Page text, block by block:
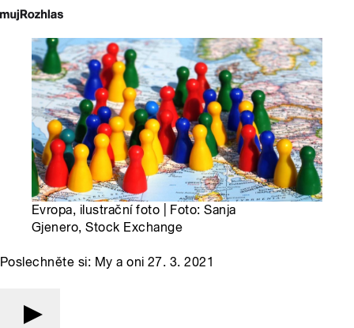
Evropa, ilustrační foto | Foto: Sanja
Gjenero, Stock Exchange
Poslechněte si: My a oni 27. 3. 2021